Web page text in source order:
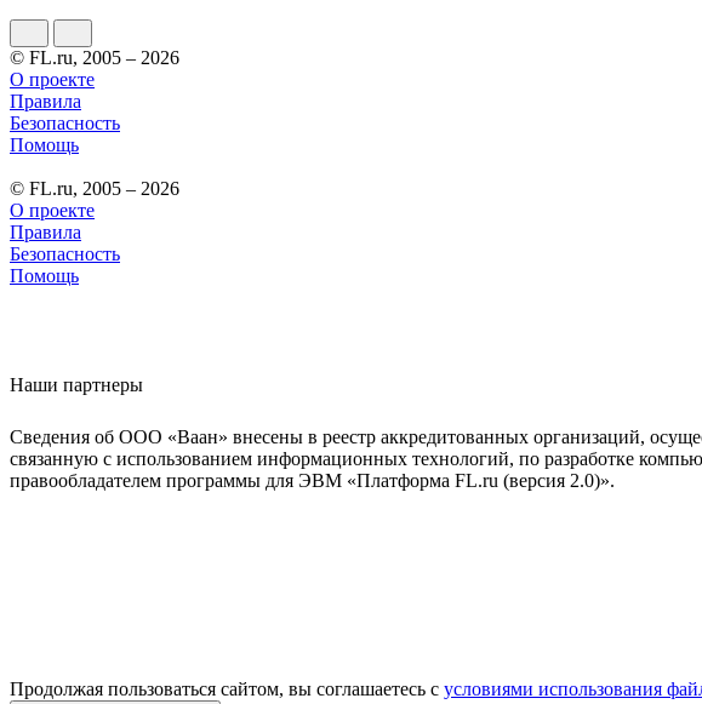
© FL.ru, 2005 – 2026
О проекте
Правила
Безопасность
Помощь
© FL.ru, 2005 – 2026
О проекте
Правила
Безопасность
Помощь
Наши партнеры
Сведения об ООО «Ваан» внесены в реестр аккредитованных организаций,
связанную с использованием информационных технологий, по разработке
правообладателем программы для ЭВМ «Платформа FL.ru (версия 2.0)».
Продолжая пользоваться сайтом, вы соглашаетесь с условиями использования